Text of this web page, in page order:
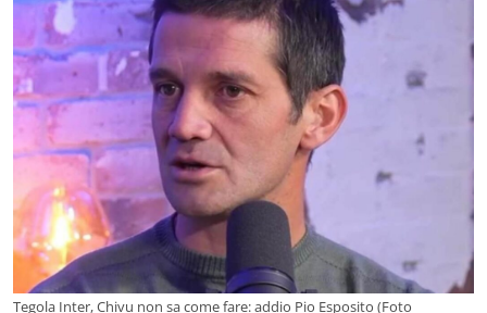
Tegola Inter, Chivu non sa come fare: addio Pio Esposito (Foto